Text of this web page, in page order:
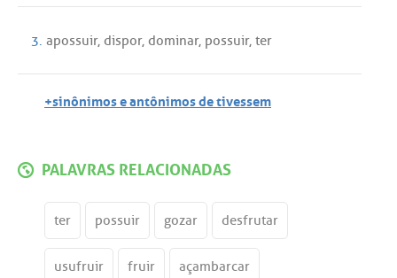
3. apossuir, dispor, dominar, possuir, ter
+sinônimos e antônimos de tivessem
PALAVRAS RELACIONADAS
ter possuir gozar desfrutar
usufruir fruir açambarcar